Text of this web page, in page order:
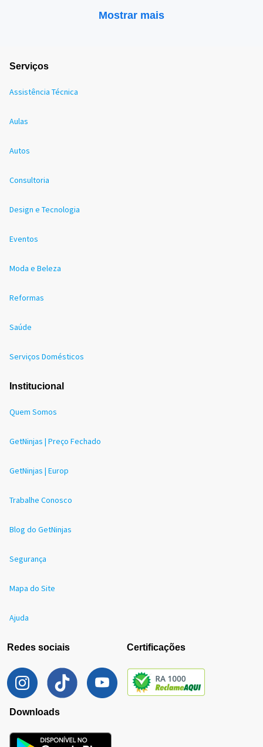
Mostrar mais
Serviços
Assistência Técnica
Aulas
Autos
Consultoria
Design e Tecnologia
Eventos
Moda e Beleza
Reformas
Saúde
Serviços Domésticos
Institucional
Quem Somos
GetNinjas | Preço Fechado
GetNinjas | Europ
Trabalhe Conosco
Blog do GetNinjas
Segurança
Mapa do Site
Ajuda
Redes sociais Certificações
Downloads